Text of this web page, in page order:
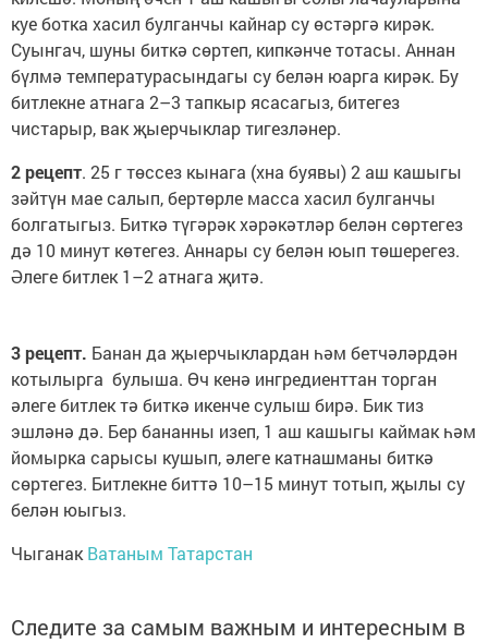
куе ботка хасил булганчы кайнар су өстәргә кирәк.
Суынгач, шуны биткә сөртеп, кипкәнче тотасы. Аннан
бүлмә температурасындагы су белән юарга кирәк. Бу
битлекне атнага 2–3 тапкыр ясасагыз, битегез
чистарыр, вак җыерчыклар тигезләнер.
2 рецепт. 25 г төссез кынага (хна буявы) 2 аш кашыгы
зәйтүн мае салып, бертөрле масса хасил булганчы
болгатыгыз. Биткә түгәрәк хәрәкәтләр белән сөртегез
дә 10 минут көтегез. Аннары су белән юып төшерегез.
Әлеге битлек 1–2 атнага җитә.
3 рецепт. Банан да җыерчыклардан һәм бетчәләрдән
котылырга булыша. Өч кенә ингредиенттан торган
әлеге битлек тә биткә икенче сулыш бирә. Бик тиз
эшләнә дә. Бер бананны изеп, 1 аш кашыгы каймак һәм
йомырка сарысы кушып, әлеге катнашманы биткә
сөртегез. Битлекне биттә 10–15 минут тотып, җылы су
белән юыгыз.
Чыганак Ватаным Татарстан
Следите за самым важным и интересным в